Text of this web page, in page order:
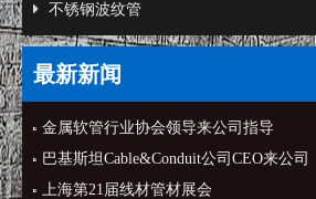
不锈钢波纹管
最新新闻
金属软管行业协会领导来公司指导
巴基斯坦Cable&Conduit公司CEO来公司
上海第21届线材管材展会